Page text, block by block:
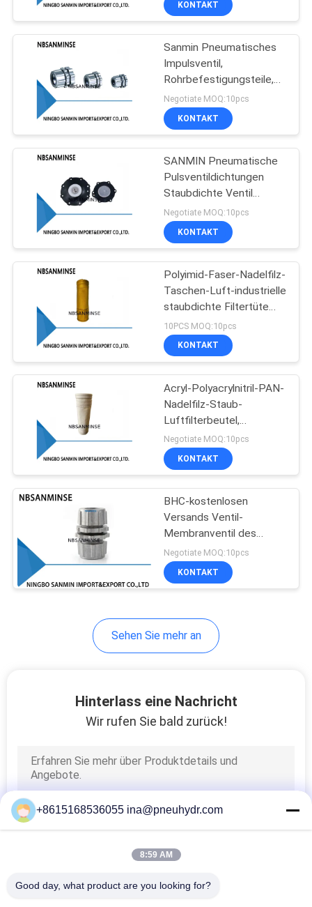
DATENSCHUTZERKLÄRUNG
Messingmagnetventil
38
Filter-Regler-
Fettspritze
84
Pneumatischer Luft-
Zylinder
pneumatische
Luftinstallationen
HLK-Ventil
Flüssiges
Manometer
KONTAKT
Sanmin Pneumatisches
Impulsventil,
Rohrbefestigungsteile,
Anschluss
Negotiate MOQ:10pcs
KONTAKT
SANMIN Pneumatische
Pulsventildichtungen
Staubdichte Ventil
Reparaturteile ASCO
GOYEN SBFEC
Negotiate MOQ:10pcs
KONTAKT
Polyimid-Faser-Nadelfilz-
Taschen-Luft-industrielle
staubdichte Filtertüte
260C staubdichte
Baghouse-Filtertüten
10PCS MOQ:10pcs
KONTAKT
Acryl-Polyacrylnitril-PAN-
Nadelfilz-Staub-
Luftfilterbeutel,
flammhemmende,
staubdichte Baghouse-
Filterbeutel
Negotiate MOQ:10pcs
KONTAKT
BHC-kostenlosen
Versands Ventil-
Membranventil des
Abnutzungs-
Wandstecker-Massen-
Kopf-Verbindungsstück-
Negotiate MOQ:10pcs
KONTAKT
Sehen Sie mehr an
Hinterlass eine Nachricht
Wir rufen Sie bald zurück!
+8615168536055 ina@pneuhydr.com
8:59 AM
Good day, what product are you looking for?